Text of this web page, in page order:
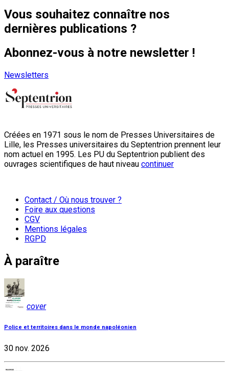
Vous souhaitez connaître nos
dernières publications ?
Abonnez-vous à notre newsletter !
Newsletters
Créées en 1971 sous le nom de Presses Universitaires de
Lille, les Presses universitaires du Septentrion prennent leur
nom actuel en 1995. Les PU du Septentrion publient des
ouvrages scientifiques de haut niveau continuer
Contact / Où nous trouver ?
Foire aux questions
CGV
Mentions légales
RGPD
À paraître
cover
Police et territoires dans le monde napoléonien
30 nov. 2026